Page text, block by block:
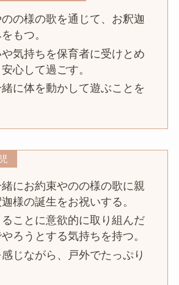
の様の歌を通じて、お釈迦
もつ。
気持ちを保育者に受けとめ
心して過ごす。
に体を動かして遊ぶことを
にお約束やのの様の歌に親
様の誕生をお祝いする。
ことに意欲的に取り組んだ
ろうとする気持ちを持つ。
じながら、戸外でたっぷり